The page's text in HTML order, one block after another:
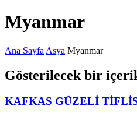
Myanmar
Ana Sayfa Asya Myanmar
Gösterilecek bir
KAFKAS GÜZELİ TİFLİS